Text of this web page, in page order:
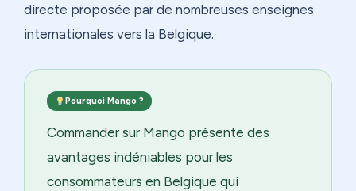
directe proposée par de nombreuses enseignes
internationales vers la Belgique.
Pourquoi Mango ?
Commander sur Mango présente des
avantages indéniables pour les
consommateurs en Belgique qui